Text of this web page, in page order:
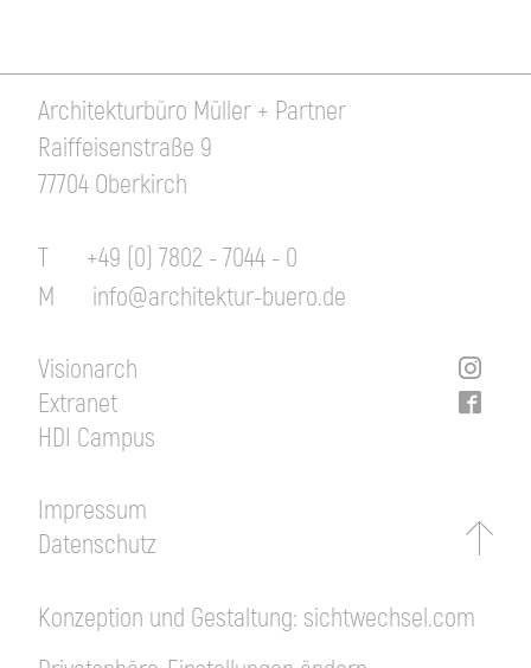
Architekturbüro Müller + Partner
Raiffeisenstraße 9
77704 Oberkirch
T
+49 (0) 7802 - 7044 - 0
M
info@architektur-buero.de
Visionarch
Extranet
HDI Campus
Impressum
Datenschutz
Konzeption und Gestaltung: sichtwechsel.com